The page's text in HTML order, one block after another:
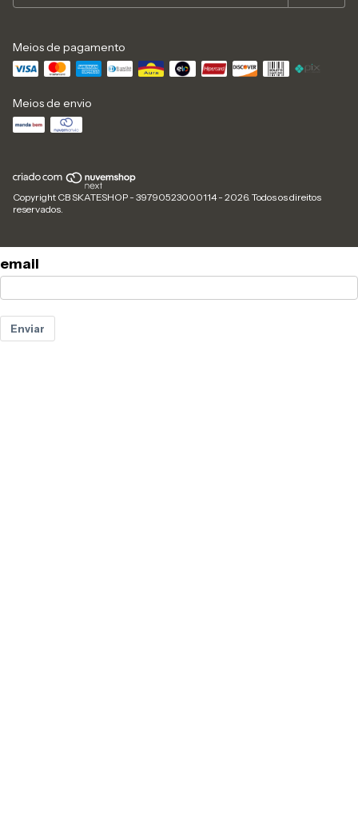
Meios de pagamento
Meios de envio
Copyright CB SKATESHOP - 39790523000114 - 2026. Todos os direitos
reservados.
email
Enviar